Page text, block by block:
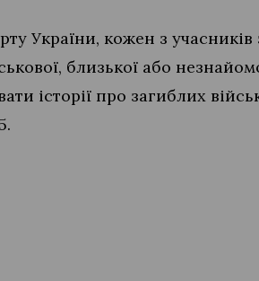
України, кожен з
близької або
історії про загиблих